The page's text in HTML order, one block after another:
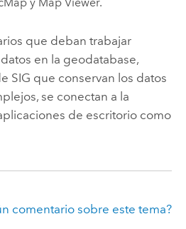
que deban trabajar
en la geodatabase,
SIG que conservan los datos
se conectan a la
de escritorio como
comentario sobre este tema?